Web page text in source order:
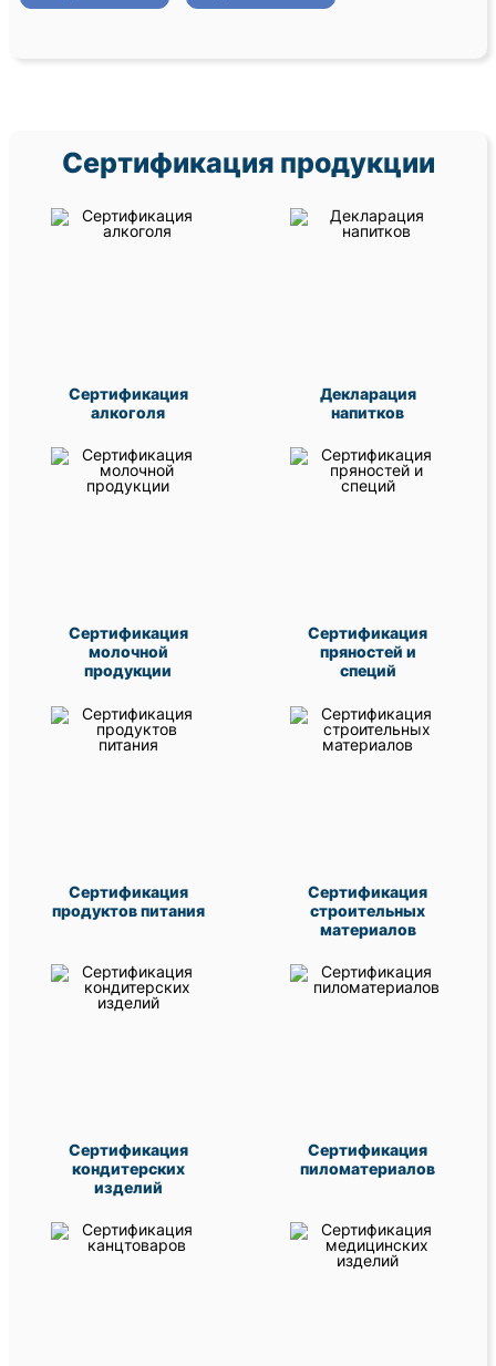
Сертификация продукции
Сертификация
алкоголя
Декларация
напитков
Сертификация
молочной
продукции
Сертификация
пряностей и
специй
Сертификация
продуктов питания
Сертификация
строительных
материалов
Сертификация
кондитерских
изделий
Сертификация
пиломатериалов